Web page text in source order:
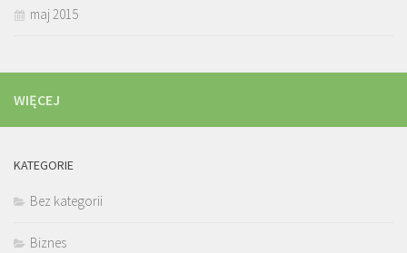
maj 2015
WIĘCEJ
KATEGORIE
Bez kategorii
Biznes